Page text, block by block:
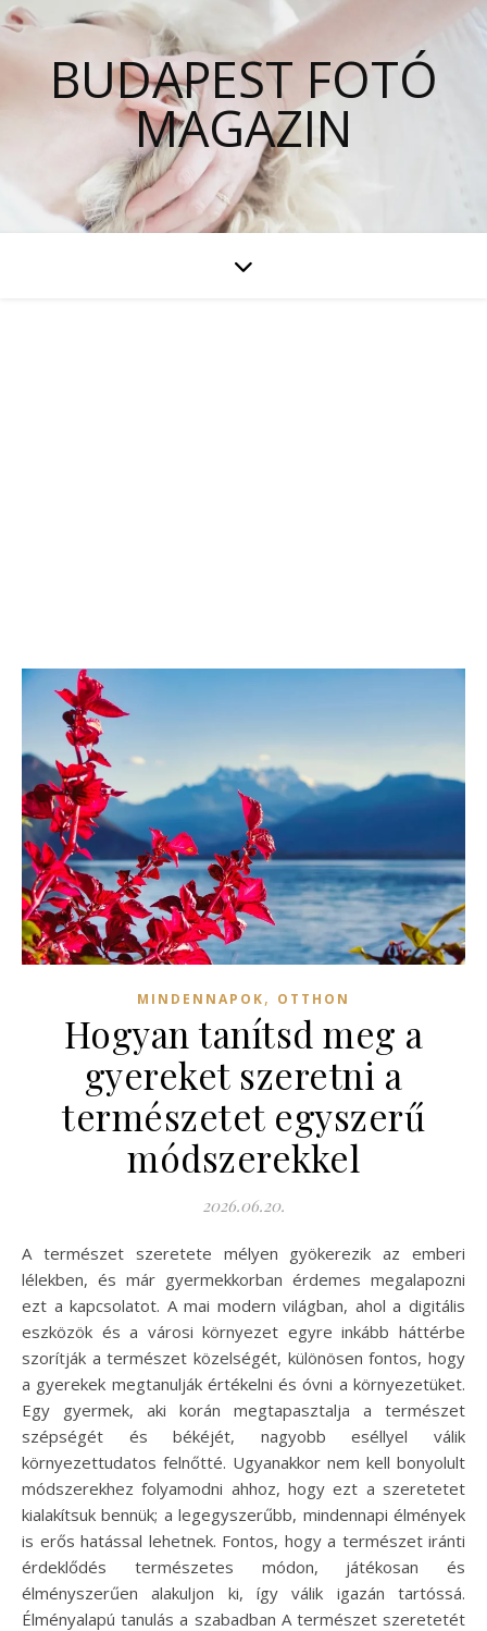
BUDAPEST FOTÓ
MAGAZIN
MINDENNAPOK, OTTHON
Hogyan tanítsd meg a
gyereket szeretni a
természetet egyszerű
módszerekkel
2026.06.20.
A természet szeretete mélyen gyökerezik az emberi
lélekben, és már gyermekkorban érdemes megalapozni
ezt a kapcsolatot. A mai modern világban, ahol a digitális
eszközök és a városi környezet egyre inkább háttérbe
szorítják a természet közelségét, különösen fontos, hogy
a gyerekek megtanulják értékelni és óvni a környezetüket.
Egy gyermek, aki korán megtapasztalja a természet
szépségét és békéjét, nagyobb eséllyel válik
környezettudatos felnőtté. Ugyanakkor nem kell bonyolult
módszerekhez folyamodni ahhoz, hogy ezt a szeretetet
kialakítsuk bennük; a legegyszerűbb, mindennapi élmények
is erős hatással lehetnek. Fontos, hogy a természet iránti
érdeklődés természetes módon, játékosan és
élményszerűen alakuljon ki, így válik igazán tartóssá.
Élményalapú tanulás a szabadban A természet szeretetét